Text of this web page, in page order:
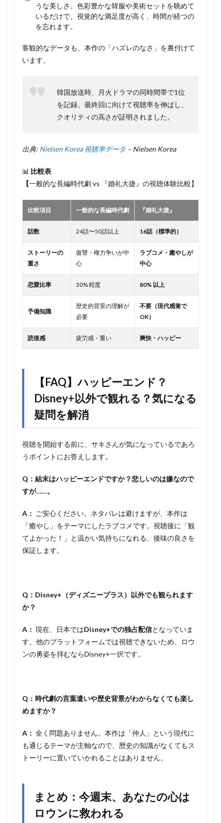
うな美しさ。色彩豊かな韓服や美術セットを眺めて
いるだけで、視覚的な満足度が高く、時間が経つの
を忘れます。
客観的なデータも、本作の「ハズレのなさ」を裏付けて
います。
韓国放送時、月火ドラマの同時間帯で1位
を記録。最終回に向けて視聴率を伸ばし、
クオリティの高さが証明されました。
出典: Nielsen Korea 視聴率データ – Nielsen Korea
📊 比較表
【一般的な長編時代劇 vs 『婚礼大捷』の視聴体験比較】
比較項目 一般的な長編時代劇 『婚礼大捷』
話数 24話〜50話以上 16話（標準的）
ストーリーの
重さ
復讐・権力争いが中
心
ラブコメ・癒やしが
中心
恋愛比率 30% 程度 80% 以上
予備知識
歴史的背景の理解が
必要
不要（現代感覚で
OK）
読後感 疲労感・重い 爽快・ハッピー
【FAQ】ハッピーエンド？
Disney+以外で観れる？気になる
疑問を解消
視聴を開始する前に、サキさんが気になっているであろ
うポイントにお答えします。
Q：結末はハッピーエンドですか？悲しいのは嫌なので
すが……。
A： ご安心ください。ネタバレは避けますが、本作は
「癒やし」をテーマにしたラブコメです。視聴後に「観
てよかった！」と温かい気持ちになれる、後味の良さを
保証します。
Q：Disney+（ディズニープラス）以外でも観られます
か？
A： 現在、日本ではDisney+での独占配信となっていま
す。他のプラットフォームでは視聴できないため、ロウ
ンの勇姿を拝むならDisney+一択です。
Q：時代劇の言葉遣いや歴史背景がわからなくても楽し
めますか？
A： 全く問題ありません。本作は「仲人」という現代に
も通じるテーマが主軸なので、歴史の知識がなくてもス
トーリーに置いていかれることはありません。
まとめ：今週末、あなたの心は
ロウンに救われる